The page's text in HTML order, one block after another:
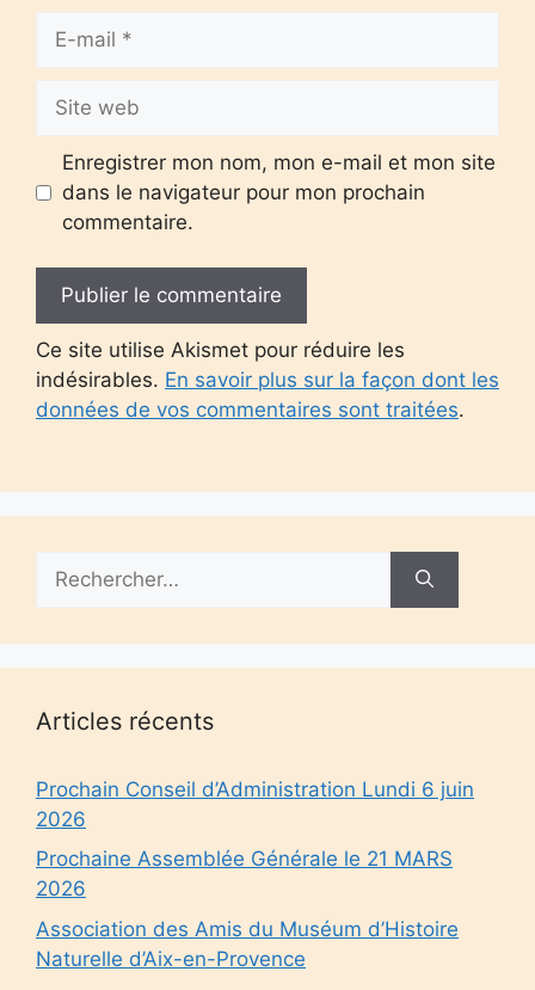
mail
web
Enregistrer mon nom, mon e-mail et mon site
dans le navigateur pour mon prochain
commentaire.
Ce site utilise Akismet pour réduire les
indésirables. En savoir plus sur la façon dont les
données de vos commentaires sont traitées.
Articles récents
Prochain Conseil d’Administration Lundi 6 juin
2026
Prochaine Assemblée Générale le 21 MARS
2026
Association des Amis du Muséum d’Histoire
Naturelle d’Aix-en-Provence